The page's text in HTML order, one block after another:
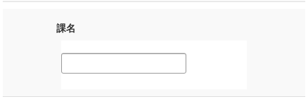
課名